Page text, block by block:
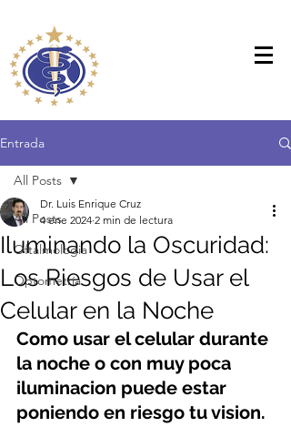
Entrada
All Posts
Oftalmologia
Optometría
All Posts
Iluminando la Oscuridad:
Los Riesgos de Usar el
Celular en la Noche
Dr. Luis Enrique Cruz
4 ene 2024 2 min de lectura
Como usar el celular durante
la noche o con muy poca
iluminacion puede estar
poniendo en riesgo tu vision.